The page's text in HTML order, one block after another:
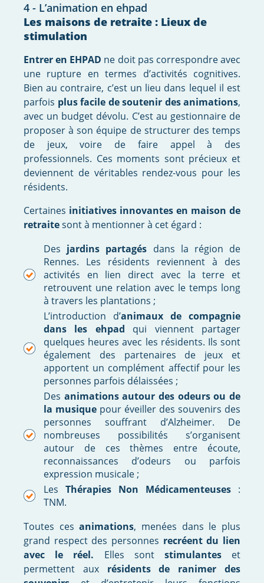
4 - L’animation en ehpad
Les maisons de retraite : Lieux de
stimulation
Entrer en EHPAD ne doit pas correspondre avec
une rupture en termes d’activités cognitives.
Bien au contraire, c’est un lieu dans lequel il est
parfois plus facile de soutenir des animations,
avec un budget dévolu. C’est au gestionnaire de
proposer à son équipe de structurer des temps
de jeux, voire de faire appel à des
professionnels. Ces moments sont précieux et
deviennent de véritables rendez-vous pour les
résidents.
Certaines initiatives innovantes en maison de
retraitesont à mentionner à cet égard :
Des jardins partagés dans la région de
Rennes. Les résidents reviennent à des
activités en lien direct avec la terre et
retrouvent une relation avec le temps long
à travers les plantations ;
L’introduction d’animaux de compagnie
dans les ehpad qui viennent partager
quelques heures avec les résidents. Ils sont
également des partenaires de jeux et
apportent un complément affectif pour les
personnes parfois délaissées ;
Des animations autour des odeurs ou de
la musique pour éveiller des souvenirs des
personnes souffrant d’Alzheimer. De
nombreuses possibilités s’organisent
autour de ces thèmes entre écoute,
reconnaissances d’odeurs ou parfois
expression musicale ;
Les Thérapies Non Médicamenteuses :
TNM.
Toutes cesanimations, menées dans le plus
grand respect des personnes recréent du lien
avec le réel. Elles sontstimulantes et
permettent aux résidents de ranimer des